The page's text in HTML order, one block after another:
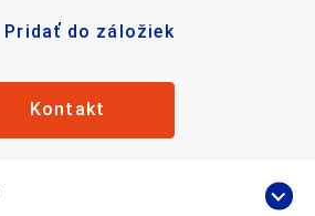
Pridať do záložiek
Kontakt